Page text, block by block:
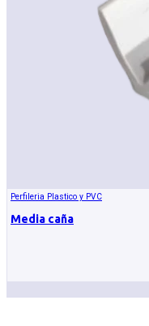
Perfileria Plastico y PVC
Media caña